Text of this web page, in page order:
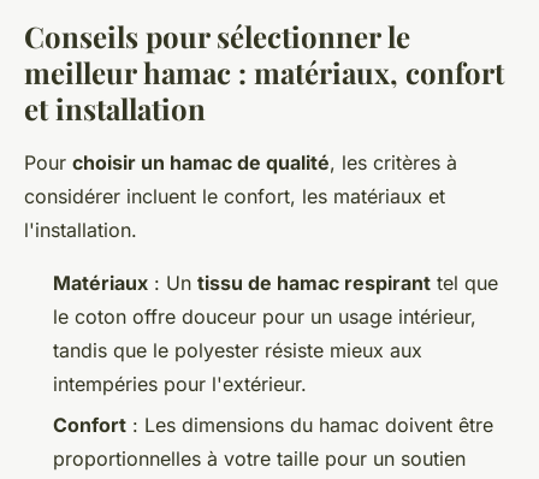
Conseils pour sélectionner le
meilleur hamac : matériaux, confort
et installation
Pour choisir un hamac de qualité, les critères à
considérer incluent le confort, les matériaux et
l'installation.
Matériaux : Un tissu de hamac respirant tel que
le coton offre douceur pour un usage intérieur,
tandis que le polyester résiste mieux aux
intempéries pour l'extérieur.
Confort : Les dimensions du hamac doivent être
proportionnelles à votre taille pour un soutien